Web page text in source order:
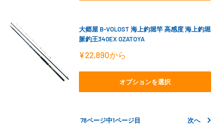
大郷屋 B-VOLOST 海上釣堀竿 高感度 海上釣堀
脈釣王340EX OZATOYA
販
価
¥22,890から
オプションを選択
78ページ中1ページ目 次へ